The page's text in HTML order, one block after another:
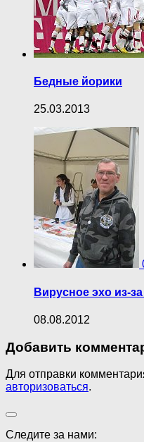
Бедные йорики
25.03.2013
Вирусное эхо из-
08.08.2012
Добавить
Для отправки
авторизоваться.
Следите за нами: